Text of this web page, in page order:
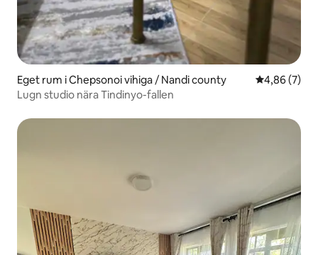
Eget rum i Chepsonoi vihiga / Nandi county 4,86 av 5 i
4,86 (7)
Lugn studio nära Tindinyo-fallen